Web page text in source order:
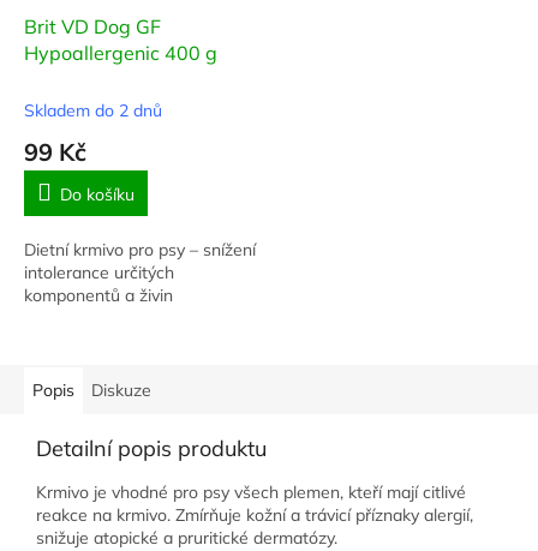
Brit VD Dog GF
Hypoallergenic 400 g
Skladem do 2 dnů
99 Kč
Do košíku
Dietní krmivo pro psy – snížení
intolerance určitých
komponentů a živin
Popis Diskuze
Detailní popis produktu
Krmivo je vhodné pro psy všech plemen, kteří mají citlivé
reakce na krmivo. Zmírňuje kožní a trávicí příznaky alergií,
snižuje atopické a pruritické dermatózy.